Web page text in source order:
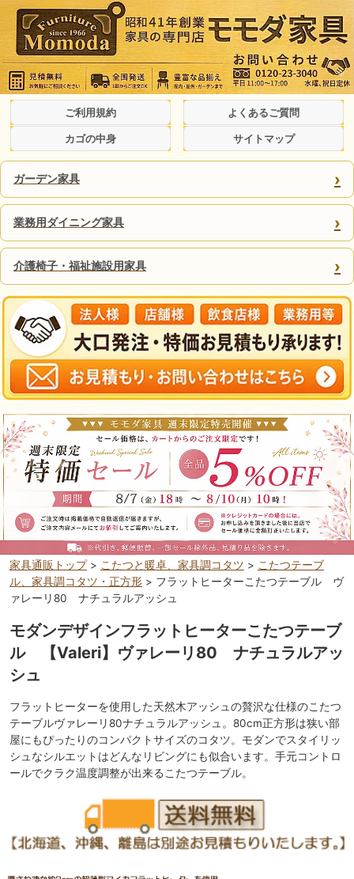
ご利用規約 よくあるご質問
カゴの中身 サイトマップ
ガーデン家具 ›
業務用ダイニング家具 ›
介護椅子・福祉施設用家具 ›
家具通販トップ> こたつと暖卓、家具調コタツ > こたつテーブ
ル、家具調コタツ・正方形 > フラットヒーターこたつテーブル ヴ
ァレーリ80 ナチュラルアッシュ
モダンデザインフラットヒーターこたつテーブ
ル 【Valeri】ヴァレーリ80 ナチュラルアッ
シュ
フラットヒーターを使用した天然木アッシュの贅沢な仕様のこたつ
テーブルヴァレーリ80ナチュラルアッシュ。80cm正方形は狭い部
屋にもぴったりのコンパクトサイズのコタツ。モダンでスタイリッ
シュなシルエットはどんなリビングにも似合います。手元コントロ
ールでクラク温度調整が出来るこたつテーブル。